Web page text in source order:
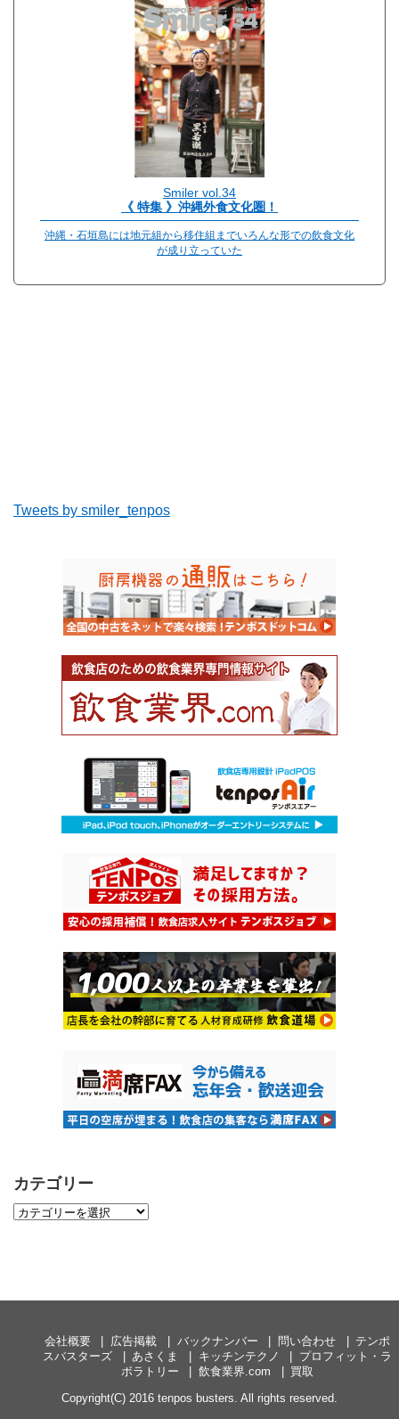
Smiler vol.34
《 特集 》沖縄外食文化圏！
沖縄・石垣島には地元組から移住組までいろんな形での飲食文化
が成り立っていた
Tweets by smiler_tenpos
カテゴリー
会社概要 広告掲載 バックナンバー 問い合わせ
テンポ
スバスターズ
あさくま キッチンテクノ
プロフィット・ラ
ボラトリー
飲食業界.com
買取
Copyright(C) 2016 tenpos busters. All rights reserved.